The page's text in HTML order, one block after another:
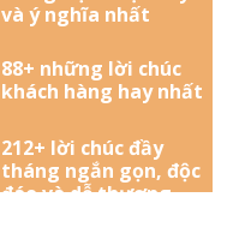
và ý nghĩa nhất
88+ những lời chúc
khách hàng hay nhất
212+ lời chúc đầy
tháng ngắn gọn, độc
đáo và dễ thương